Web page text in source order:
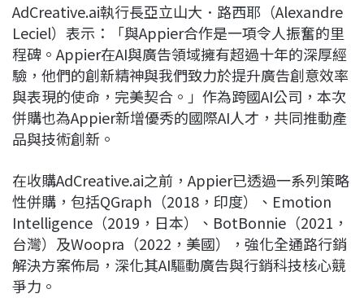
AdCreative.ai執行長亞立山大．路西耶（Alexandre
Leciel）表示：「與Appier合作是一項令人振奮的里
程碑。Appier在AI與廣告領域擁有超過十年的深厚經
驗，他們的創新精神與我們致力於提升廣告創意效率
與表現的使命，完美契合。」作為跨國AI公司，本次
併購也為Appier新增優秀的國際AI人才，共同推動產
品與技術創新。
在收購AdCreative.ai之前，Appier已透過一系列策略
性併購，包括QGraph（2018，印度）、Emotion
Intelligence（2019，日本）、BotBonnie（2021，
台灣）及Woopra（2022，美國），強化全通路行銷
解決方案佈局，深化其AI驅動廣告與行銷科技核心競
爭力。